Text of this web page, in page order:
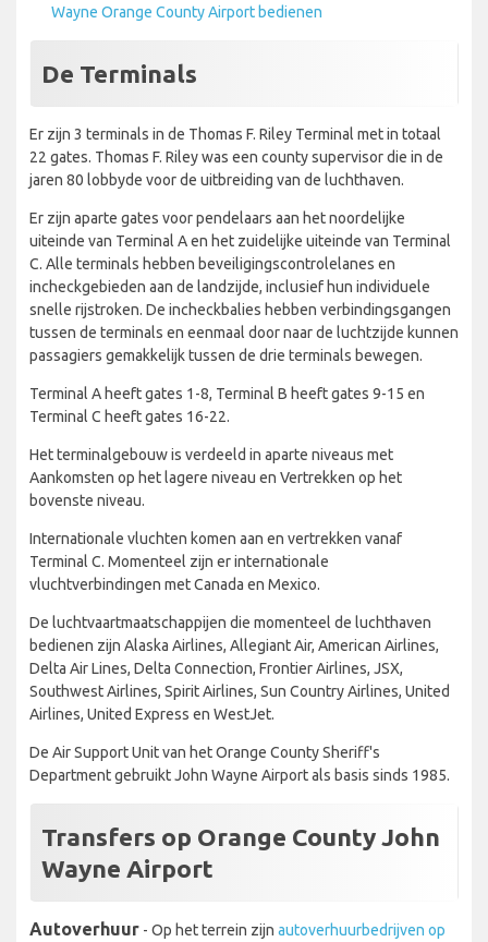
Wayne Orange County Airport bedienen
De Terminals
Er zijn 3 terminals in de Thomas F. Riley Terminal met in totaal
22 gates. Thomas F. Riley was een county supervisor die in de
jaren 80 lobbyde voor de uitbreiding van de luchthaven.
Er zijn aparte gates voor pendelaars aan het noordelijke
uiteinde van Terminal A en het zuidelijke uiteinde van Terminal
C. Alle terminals hebben beveiligingscontrolelanes en
incheckgebieden aan de landzijde, inclusief hun individuele
snelle rijstroken. De incheckbalies hebben verbindingsgangen
tussen de terminals en eenmaal door naar de luchtzijde kunnen
passagiers gemakkelijk tussen de drie terminals bewegen.
Terminal A heeft gates 1-8, Terminal B heeft gates 9-15 en
Terminal C heeft gates 16-22.
Het terminalgebouw is verdeeld in aparte niveaus met
Aankomsten op het lagere niveau en Vertrekken op het
bovenste niveau.
Internationale vluchten komen aan en vertrekken vanaf
Terminal C. Momenteel zijn er internationale
vluchtverbindingen met Canada en Mexico.
De luchtvaartmaatschappijen die momenteel de luchthaven
bedienen zijn Alaska Airlines, Allegiant Air, American Airlines,
Delta Air Lines, Delta Connection, Frontier Airlines, JSX,
Southwest Airlines, Spirit Airlines, Sun Country Airlines, United
Airlines, United Express en WestJet.
De Air Support Unit van het Orange County Sheriff's
Department gebruikt John Wayne Airport als basis sinds 1985.
Transfers op Orange County John
Wayne Airport
Autoverhuur - Op het terrein zijn autoverhuurbedrijven op